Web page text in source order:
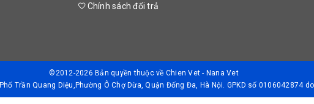
Chính sách đổi trả
©2012-2026 Bản quyền thuộc về Chien Vet - Nana Vet
Trần Quang Diệu,Phường Ô Chợ Dừa, Quận Đống Đa, Hà Nội. GPKD số 0106042874